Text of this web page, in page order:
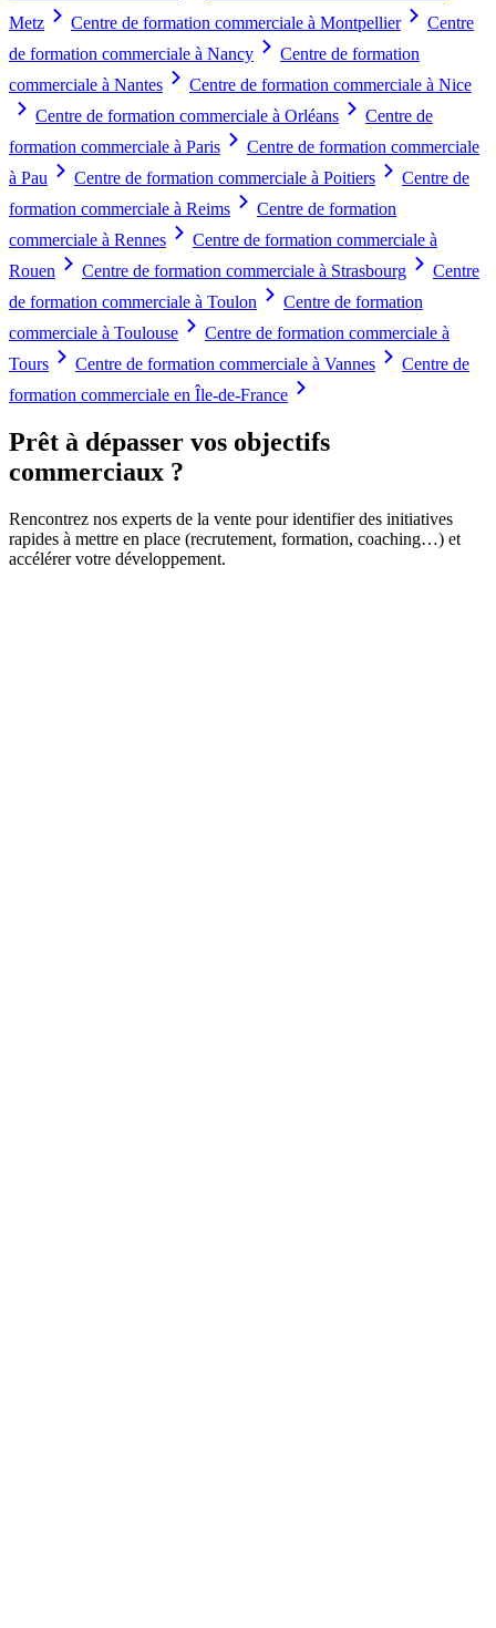
Metz
Centre de formation commerciale à Montpellier
Centre
de formation commerciale à Nancy
Centre de formation
commerciale à Nantes
Centre de formation commerciale à Nice
Centre de formation commerciale à Orléans
Centre de
formation commerciale à Paris
Centre de formation commerciale
à Pau
Centre de formation commerciale à Poitiers
Centre de
formation commerciale à Reims
Centre de formation
commerciale à Rennes
Centre de formation commerciale à
Rouen
Centre de formation commerciale à Strasbourg
Centre
de formation commerciale à Toulon
Centre de formation
commerciale à Toulouse
Centre de formation commerciale à
Tours
Centre de formation commerciale à Vannes
Centre de
formation commerciale en Île-de-France
Prêt à dépasser vos objectifs
commerciaux ?
Rencontrez nos experts de la vente pour identifier des initiatives
rapides à mettre en place (recrutement, formation, coaching…) et
accélérer votre développement.